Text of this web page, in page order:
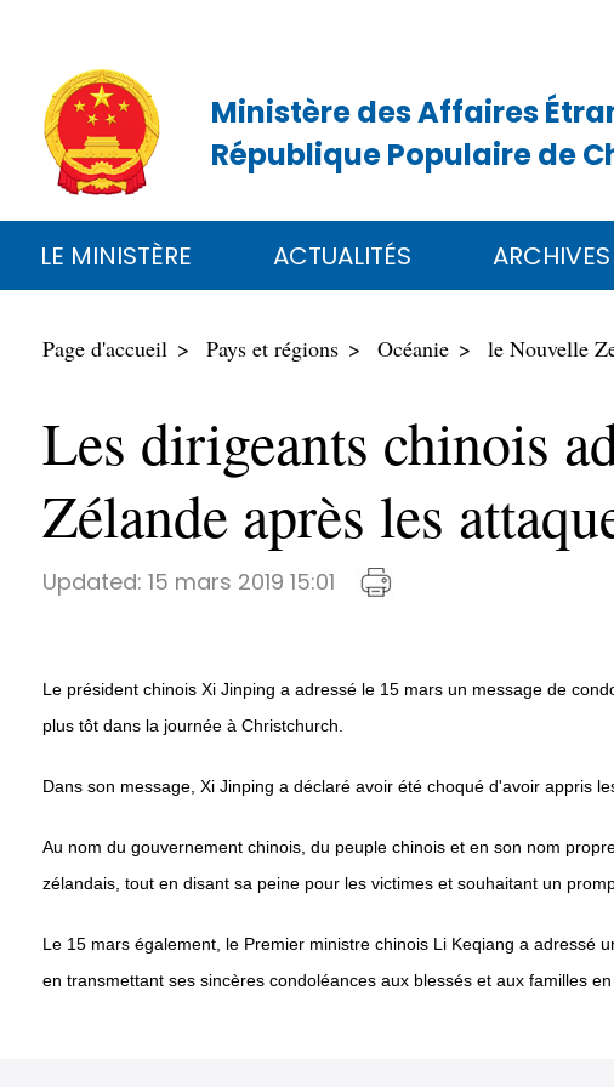
Ministère des Affaires
République Populaire de
LE MINISTÈRE ACTUALITÉS ARCHIVES
Page d'accueil Pays et régions Océanie le Nouvelle
Les dirigeants chinois
Zélande après les
Updated: 15 mars 2019 15:01
Le président chinois Xi Jinping a adressé le 15 mars un message de
plus tôt dans la journée à Christchurch.
Dans son message, Xi Jinping a déclaré avoir été choqué d'avoir appris
Au nom du gouvernement chinois, du peuple chinois et en son nom
zélandais, tout en disant sa peine pour les victimes et souhaitant un
Le 15 mars également, le Premier ministre chinois Li Keqiang a adressé
en transmettant ses sincères condoléances aux blessés et aux familles en